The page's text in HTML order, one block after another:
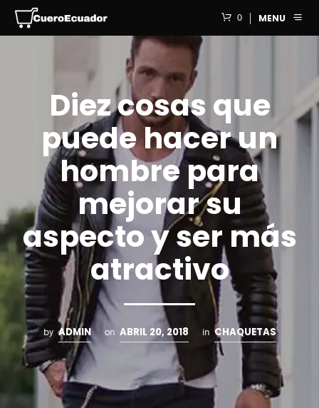
0 MENU
Diez cosas que
puede hacer un
hombre para
mejorar su
aspecto y ser más
atractivo
by ADMIN on ABRIL 20, 2018 in CHAQUETAS